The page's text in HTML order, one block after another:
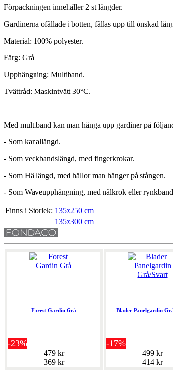
Förpackningen innehåller 2 st längder.
Gardinerna ofållade i botten, fållas upp till önskad
Material: 100% polyester.
Färg: Grå.
Upphängning: Multiband.
Tvättråd: Maskintvätt 30°C.
Med multiband kan man hänga upp gardiner på
- Som kanallängd.
- Som veckbandslängd, med fingerkrokar.
- Som Hällängd, med hällor man hänger på stången.
- Som Waveupphängning, med nålkrok eller
Finns i Storlek: 135x250 cm
135x300 cm
Forest Gardin Grå
-23%
479 kr
369 kr
Blader Panelgardin
-17%
499 kr
414 kr